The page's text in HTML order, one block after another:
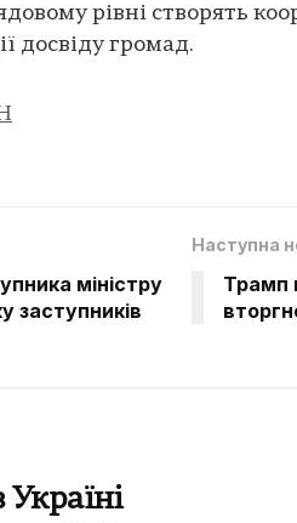
рівні створять
досвіду громад.
міністру
заступників
Наступна
Трамп